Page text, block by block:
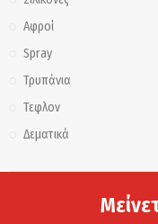
Αφροί
Spray
Τρυπάνια
Τεφλον
Δεματικά